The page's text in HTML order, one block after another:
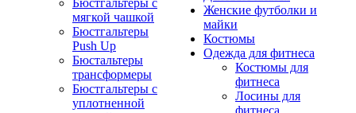
Бюстгальтеры с
мягкой чашкой
Бюстгальтеры
Push Up
Бюстальтеры
трансформеры
Бюстгальтеры с
уплотненной
Женские футболки и
майки
Костюмы
Одежда для фитнеса
Костюмы для
фитнеса
Лосины для
фитнеса